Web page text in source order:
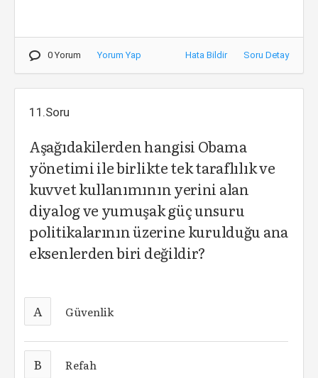
0 Yorum Yorum Yap Hata Bildir Soru Detay
11.Soru
Aşağıdakilerden hangisi Obama
yönetimi ile birlikte tek taraflılık ve
kuvvet kullanımının yerini alan
diyalog ve yumuşak güç unsuru
politikalarının üzerine kurulduğu ana
eksenlerden biri değildir?
A Güvenlik
B Refah